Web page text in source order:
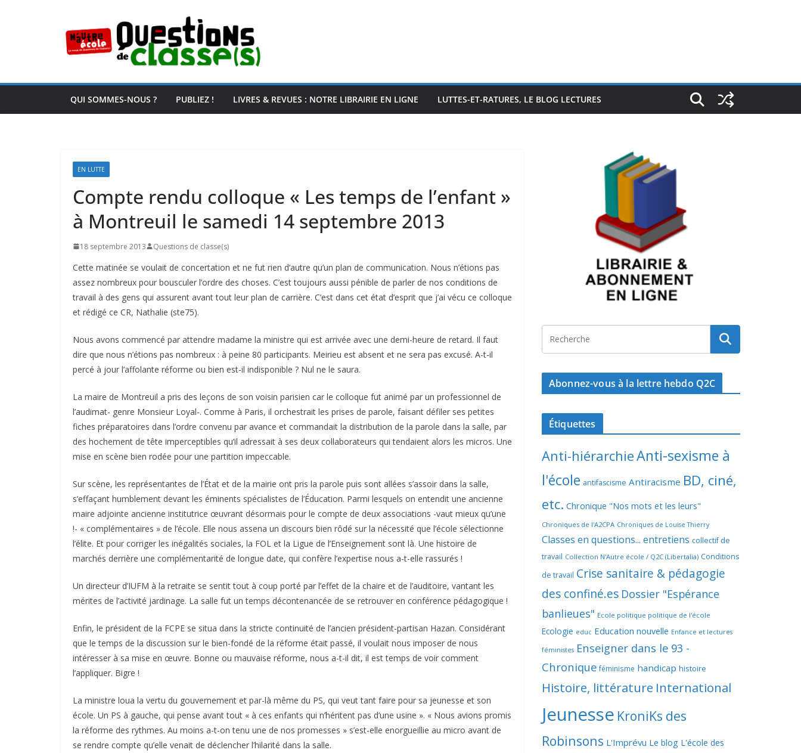
QUI SOMMES-NOUS ? PUBLIEZ ! LIVRES & REVUES : NOTRE LIBRAIRIE EN LIGNE LUTTES-ET-RATURES, LE BLOG LECTURES
EN LUTTE
Compte rendu colloque « Les temps de l’enfant »
à Montreuil le samedi 14 septembre 2013
18 septembre 2013 Questions de classe(s)
Cette matinée se voulait de concertation et ne fut rien d’autre qu’un plan de communication. Nous n’étions pas
assez nombreux pour bousculer l’ordre des choses. C’est toujours aussi pénible de parler de nos conditions de
travail à des gens qui assurent avant tout leur plan de carrière. C’est dans cet état d’esprit que j’ai vécu ce colloque
et rédigé ce CR, Nathalie (ste75).
Nous avons commencé par attendre madame la ministre qui est arrivée avec une demi-heure de retard. Il faut
dire que nous n’étions pas nombreux : à peine 80 participants. Meirieu est absent et ne sera pas excusé. A-t-il
percé à jour l’affolante réforme ou bien est-il indisponible ? Nul ne le saura.
La maire de Montreuil a pris des leçons de son voisin parisien car le colloque fut animé par un professionnel de
l’audimat- genre Monsieur Loyal-. Comme à Paris, il orchestrait les prises de parole, faisant défiler ses petites
fiches préparatoires dans l’ordre convenu par avance et commandait la distribution de la parole dans la salle, par
des hochement de tête imperceptibles qu’il adressait à ses deux collaborateurs qui tendaient alors les micros. Une
mise en scène bien rodée pour une partition impeccable.
Sur scène, les représentantes de l’État et de la mairie ont pris la parole puis sont allées s’assoir dans la salle,
s’effaçant humblement devant les éminents spécialistes de l’Éducation. Parmi lesquels on entendit une ancienne
maire adjointe ancienne institutrice œuvrant désormais pour le compte de deux associations -vaut mieux qu’une
!- « complémentaires » de l’école. Elle nous assena un discours bien rôdé sur la nécessité que l’école sélectionne
l’élite. Et pour corriger les inégalités sociales, la FOL et la Ligue de l’Enseignement sont là. Une histoire de
marchés derrière une complémentarité de longue date, qui confère l’expertise nous a-t-elle rassurés !
Un directeur d’IUFM à la retraite se sentit tout à coup porté par l’effet de la chaire et de l’auditoire, vantant les
mérites de l’activité jardinage. La salle fut un temps décontenancée de se retrouver en conférence pédagogique !
Enfin, le président de la FCPE se situa dans la stricte continuité de l’ancien président-partisan Hazan. Considérant
que le temps de la discussion sur le bien-fondé de la réforme était passé, il voulait nous imposer de nous
intéresser à sa mise en œuvre. Bonne ou mauvaise réforme, nous a-t-il dit, il est temps de voir comment
l’appliquer. Bigre !
La ministre loua la vertu du gouvernement et par-là même du PS, qui veut tant faire pour sa jeunesse et son
école. Un PS à gauche, qui pense avant tout « à ces enfants qui n’héritent pas d’une usine ». « Nous avions promis
la réforme des rythmes. Au moins a-t-on tenu une de nos promesses » s’est-elle enorgueillie au micro avant de
se rendre compte qu’elle venait de déclencher l’hilarité dans la salle.
Abonnez-vous à la lettre hebdo Q2C
Étiquettes
Anti-hiérarchieAnti-sexisme à
l'école antifascisme Antiracisme BD, ciné,
etc. Chronique "Nos mots et les leurs"
Chroniques de l'A2CPA Chroniques de Louise Thierry
Classes en questions... entretiens collectif de
travail Collection N'Autre école / Q2C (Libertalia) Conditions
de travail Crise sanitaire & pédagogie
des confiné.es Dossier "Espérance
banlieues" Ecole politique politique de l'école
Ecologie educ Education nouvelle Enfance et lectures
féministes Enseigner dans le 93 -
Chronique féminisme handicap histoire
Histoire, littérature International
Jeunesse KroniKs des
Robinsons L'Imprévu Le blog L'école des